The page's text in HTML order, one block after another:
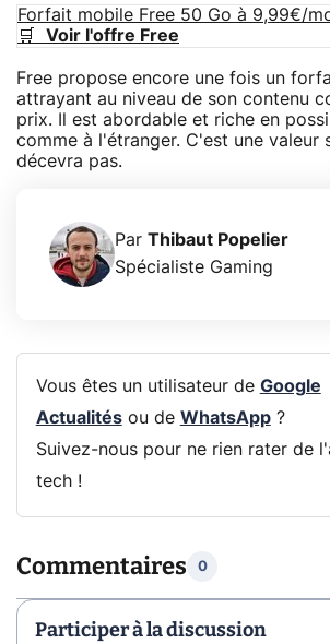
Forfait mobile Free 50 Go à 9,99€/
🛒 Voir l'offre Free
Free propose encore une fois un
attrayant au niveau de son contenu
prix. Il est abordable et riche en
comme à l'étranger. C'est une valeur
décevra pas.
Par Thibaut Popelier
Spécialiste Gaming
Vous êtes un utilisateur de Google
Actualitésou de WhatsApp?
Suivez-nous pour ne rien rater de
tech !
Commentaires 0
Participer à la discussion